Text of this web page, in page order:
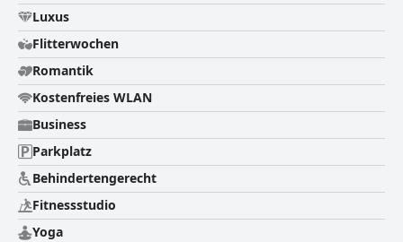
Luxus
Flitterwochen
Romantik
Kostenfreies WLAN
Business
Parkplatz
Behindertengerecht
Fitnessstudio
Yoga